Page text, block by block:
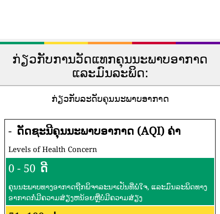
ກ່ຽວກັບການວັດແທກຄຸນນະພາບອາກາດ
ແລະມົນລະພິດ:
ກ່ຽວກັບລະດັບຄຸນນະພາບອາກາດ
- ດັດຊະນີຄຸນນະພາບອາກາດ (AQI) ຄ່າ
Levels of Health Concern
0 - 50 ດີ
ຄຸນນະພາບທາງອາກາດຖືກພິຈາລະນາເປັນທີ່ພໍໃຈ, ແລະມົນລະພິດທາງ
ອາກາດກໍ່ມີຄວາມສ່ຽງຫນ້ອຍຫຼືບໍ່ມີຄວາມສ່ຽງ